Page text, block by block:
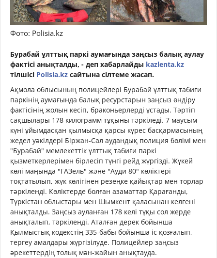
Фото: Polisia.kz
Бурабай ұлттық паркі аумағында заңсыз балық аулау
фактісі анықталды, - деп хабарлайды kazlenta.kz
тілшісі Polisia.kz сайтына сілтеме жасап.
Ақмола облысының полицейлері Бурабай ұлттық табиғи
паркінің аумағында балық ресурстарын заңсыз өндіру
фактісінің жолын кесіп, браконьерлерді ұстады. Тәртіп
сақшылары 178 килограмм тұқыны тәркіледі. 7 маусым
күні ұйымдасқан қылмысқа қарсы күрес басқармасының
жедел уәкілдері Біржан-Сал аудандық полиция бөлімі мен
"Бурабай" мемлекеттік ұлттық табиғи паркі
қызметкерлерімен бірлесіп түнгі рейд жүргізді. Жүкей
көлі маңында "ГАЗель" және "Ауди 80" көліктері
тоқтатылып, жүк көлігінен резеңке қайықтар мен торлар
тәркіленді. Көліктерде болған азаматтар Қарағанды,
Түркістан облыстары мен Шымкент қаласынан келгені
анықталды. Заңсыз ауланған 178 келі тұқы сол жерде
анықталып, тәркіленді. Аталған дерек бойынша
Қылмыстық кодекстің 335-бабы бойынша іс қозғалып,
тергеу амалдары жүргізілуде. Полицейлер заңсыз
әрекеттердің толық мән-жайын анықтауда.